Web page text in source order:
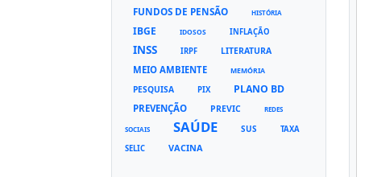
FUNDOS DE PENSÃO HISTÓRIA
IBGE IDOSOS INFLAÇÃO
INSS IRPF LITERATURA
MEIO AMBIENTE MEMÓRIA
PESQUISA PIX PLANO BD
PREVENÇÃO PREVIC REDES
SOCIAIS SAÚDE SUS
TAXA
SELIC
VACINA